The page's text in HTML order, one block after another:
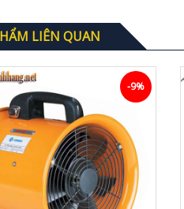
LIÊN QUAN
-9%